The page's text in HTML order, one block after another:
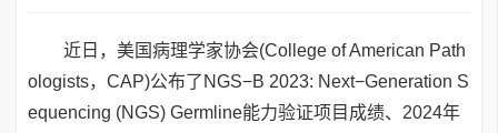
近日，美国病理学家协会(College of American Path
ologists，CAP)公布了NGS−B 2023: Next−Generation S
equencing (NGS) Germline能力验证项目成绩、2024年